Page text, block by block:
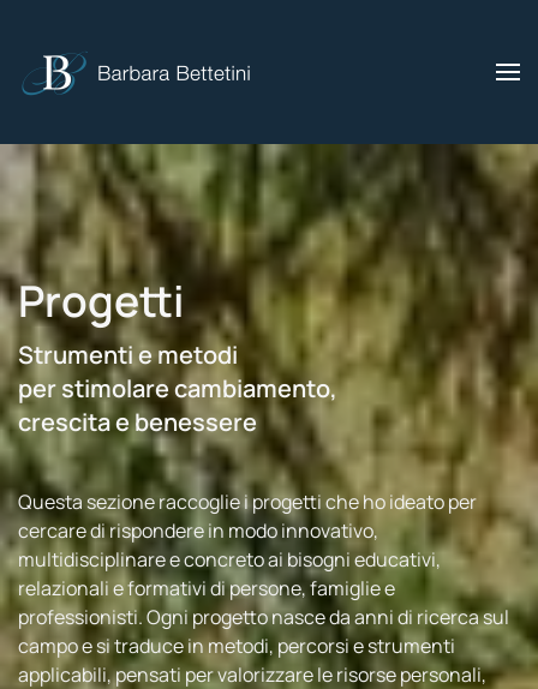
Skip to main content
Progetti
Strumenti e metodi
per stimolare cambiamento,
crescita e benessere
Questa sezione raccoglie i progetti che ho ideato per
cercare di rispondere in modo innovativo,
multidisciplinare e concreto ai bisogni educativi,
relazionali e formativi di persone, famiglie e
professionisti. Ogni progetto nasce da anni di ricerca sul
campo e si traduce in metodi, percorsi e strumenti
applicabili, pensati per valorizzare le risorse personali,